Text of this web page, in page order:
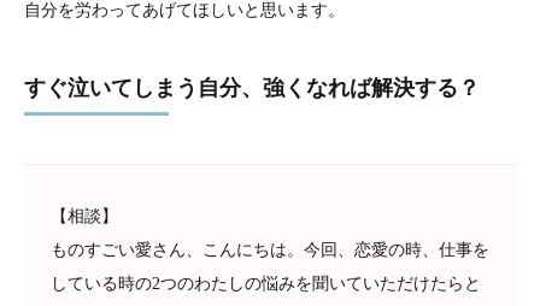
自分を労わってあげてほしいと思います。
すぐ泣いてしまう自分、強くなれば解決する？
【相談】
ものすごい愛さん、こんにちは。今回、恋愛の時、仕事を
している時の2つのわたしの悩みを聞いていただけたらと